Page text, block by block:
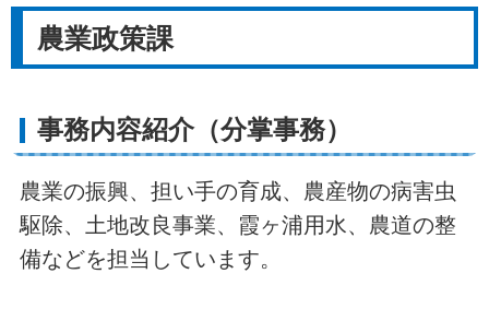
農業政策課
事務内容紹介（分掌事務）
農業の振興、担い手の育成、農産物の病害虫
駆除、土地改良事業、霞ヶ浦用水、農道の整
備などを担当しています。